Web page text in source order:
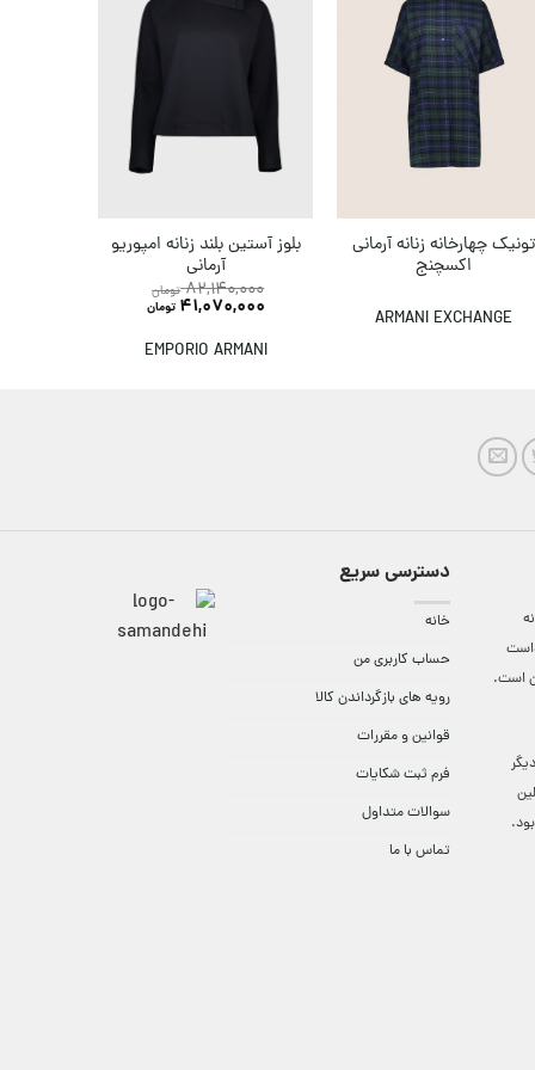
تونیک چهارخانه زنانه آرمانی
اکسچنج
ARMANI EXCHANGE
بلوز آستین بلند زنانه امپوریو
آرمانی
82,140,000 تومان
41,070,000 تومان
EMPORIO ARMANI
است.
الی 18 و در دیگر
دسترسی سریع
خانه
حساب کاربری من
رویه های بازگرداندن کالا
قوانین و مقررات
فرم ثبت شکایات
سوالات متداول
تماس با ما